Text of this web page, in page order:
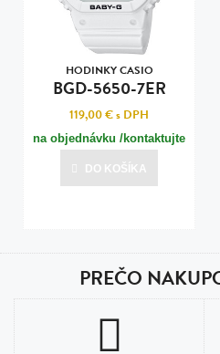
HODINKY CASIO
BGD-5650-7ER
119,00 €s DPH
na objednávku /kontaktujte
nás pre termín dodania/
DO KOŠÍKA
PREČO